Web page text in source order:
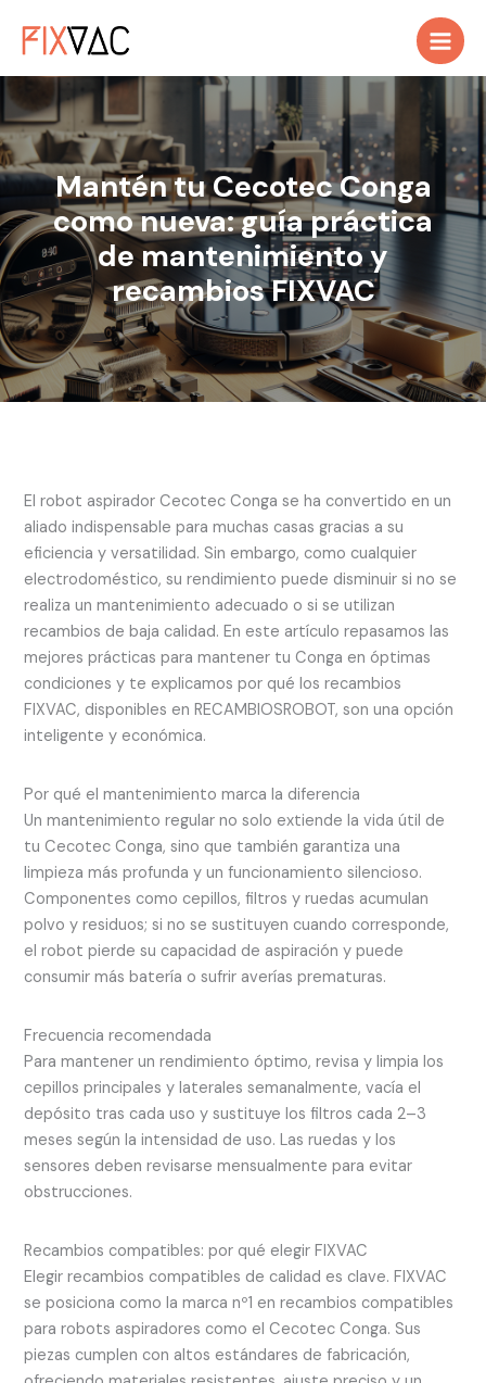
Mantén tu Cecotec Conga
como nueva: guía práctica
de mantenimiento y
recambios FIXVAC
El robot aspirador Cecotec Conga se ha convertido en un
aliado indispensable para muchas casas gracias a su
eficiencia y versatilidad. Sin embargo, como cualquier
electrodoméstico, su rendimiento puede disminuir si no se
realiza un mantenimiento adecuado o si se utilizan
recambios de baja calidad. En este artículo repasamos las
mejores prácticas para mantener tu Conga en óptimas
condiciones y te explicamos por qué los recambios
FIXVAC, disponibles en RECAMBIOSROBOT, son una opción
inteligente y económica.
Por qué el mantenimiento marca la diferencia
Un mantenimiento regular no solo extiende la vida útil de
tu Cecotec Conga, sino que también garantiza una
limpieza más profunda y un funcionamiento silencioso.
Componentes como cepillos, filtros y ruedas acumulan
polvo y residuos; si no se sustituyen cuando corresponde,
el robot pierde su capacidad de aspiración y puede
consumir más batería o sufrir averías prematuras.
Frecuencia recomendada
Para mantener un rendimiento óptimo, revisa y limpia los
cepillos principales y laterales semanalmente, vacía el
depósito tras cada uso y sustituye los filtros cada 2–3
meses según la intensidad de uso. Las ruedas y los
sensores deben revisarse mensualmente para evitar
obstrucciones.
Recambios compatibles: por qué elegir FIXVAC
Elegir recambios compatibles de calidad es clave. FIXVAC
se posiciona como la marca nº1 en recambios compatibles
para robots aspiradores como el Cecotec Conga. Sus
piezas cumplen con altos estándares de fabricación,